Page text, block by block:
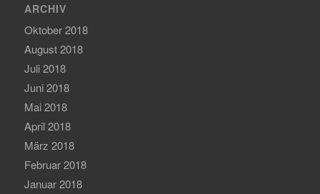
ARCHIV
Oktober 2018
August 2018
Juli 2018
Juni 2018
Mai 2018
April 2018
März 2018
Februar 2018
Januar 2018